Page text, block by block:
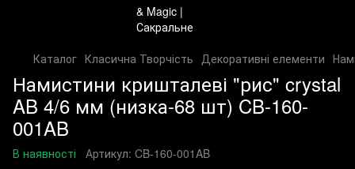
Каталог Класична Творчість Декоративні елементи
Намистини кришталеві "рис" crystal
AB 4/6 мм (низка-68 шт) CB-160-
001AB
В наявності Артикул: CB-160-001AB